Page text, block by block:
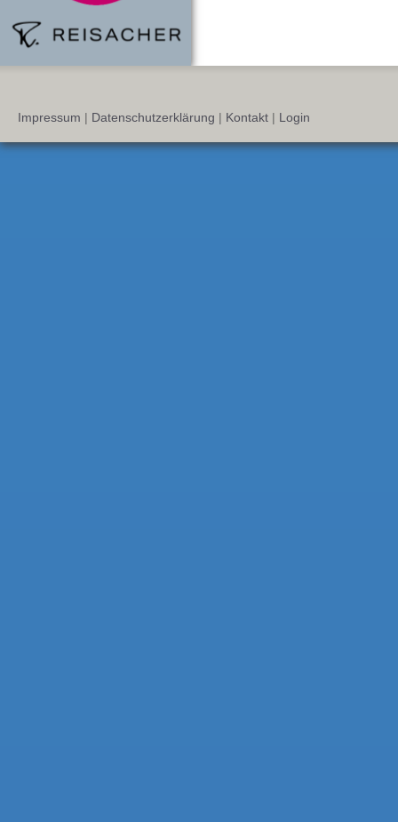
Impressum | Datenschutzerklärung | Kontakt | Login